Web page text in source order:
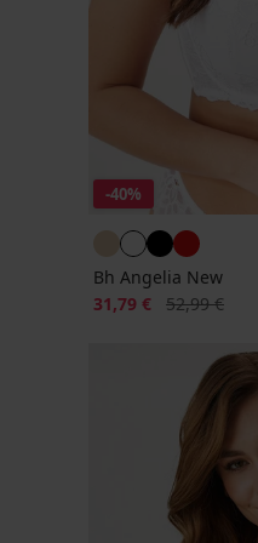
-40%
Bh Angelia New
Korting
31,79 € 52,99 €